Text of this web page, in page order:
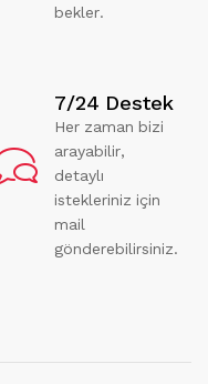
bekler.
7/24 Destek
Her zaman bizi
arayabilir,
detaylı
istekleriniz için
mail
gönderebilirsiniz.